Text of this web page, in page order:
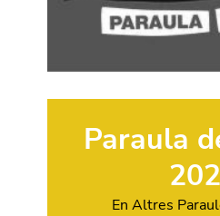
Paraula
En Altres